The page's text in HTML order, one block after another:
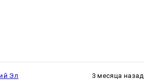
Эл 3 месяца назад